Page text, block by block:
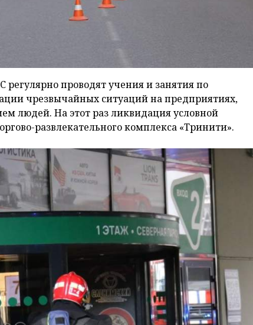
регулярно проводят учения и занятия по
чрезвычайных ситуаций на предприятиях,
людей. На этот раз ликвидация условной
развлекательного комплекса «Тринити».